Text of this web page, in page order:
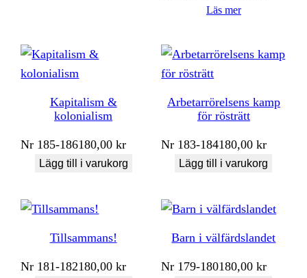
Läs mer
Kapitalism &
kolonialism
Nr 185-186180,00kr
Lägg till i varukorg
Arbetarrörelsens kamp
för rösträtt
Nr 183-184180,00kr
Lägg till i varukorg
Tillsammans!
Nr 181-182180,00kr
Barn i välfärdslandet
Nr 179-180180,00kr